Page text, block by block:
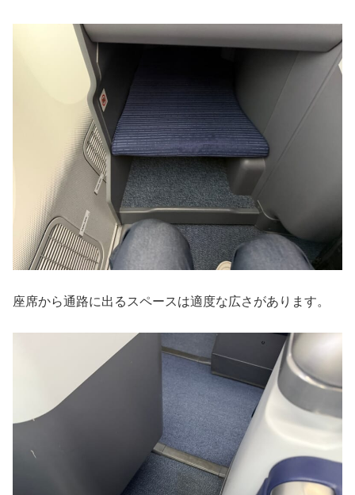
座席から通路に出るスペースは適度な広さがあります。